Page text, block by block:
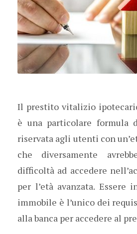
Il prestito vitalizio
è una particolare formula
riservata agli utenti con
che diversamente
difficoltà ad accedere
per l’età avanzata. Essere
immobile è l’unico dei
alla banca per accedere al